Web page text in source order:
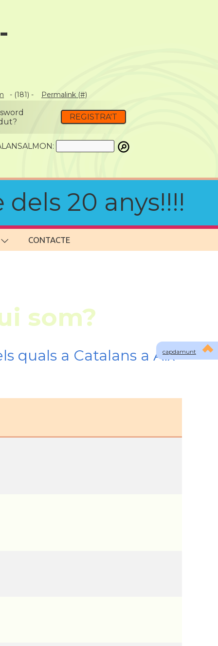
- (181) - Permalink (#)
REGISTRA'T
20 anys!!!!
CONTACTE
capdamunt
som?
quals a Catalans a Aix-